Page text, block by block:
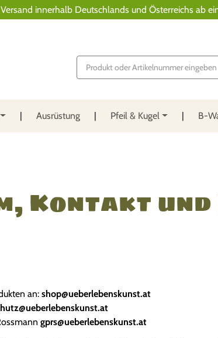
innerhalb Deutschlands und Österreichs ab
P
o
t
Ausrüstung Pfeil & Kugel B-
Kontakt und
an: shop@ueberlebenskunst.at
gprs@ueberlebenskunst.at